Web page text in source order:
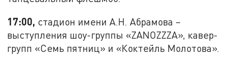
17:00, стадион имени А.Н. Абрамова –
выступления шоу-группы «ZANOZZZA», кавер-
групп «Семь пятниц» и «Коктейль Молотова».